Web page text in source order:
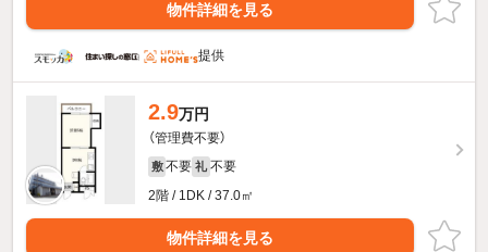
物件詳細を見る
提供
2.9万円
（管理費不要）
敷 不要 礼 不要
2階 / 1DK / 37.0㎡
物件詳細を見る